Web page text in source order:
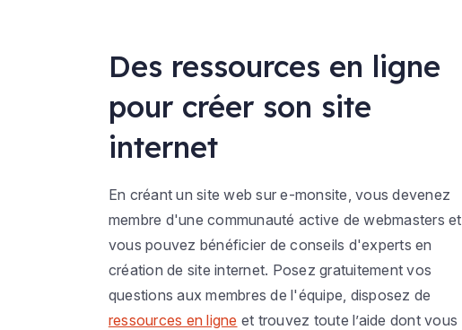
Des ressources en ligne
pour créer son site
internet
En créant un site web sur e-monsite, vous devenez
membre d'une communauté active de webmasters et
vous pouvez bénéficier de conseils d'experts en
création de site internet. Posez gratuitement vos
questions aux membres de l'équipe, disposez de
ressources en ligne et trouvez toute l’aide dont vous